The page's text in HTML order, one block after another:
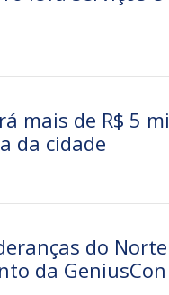
mais de R$ 5
da cidade
do
da GeniusCon